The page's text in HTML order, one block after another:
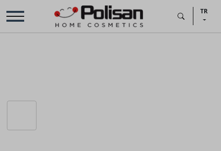
TR